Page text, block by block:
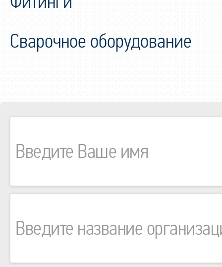
Сварочное оборудование